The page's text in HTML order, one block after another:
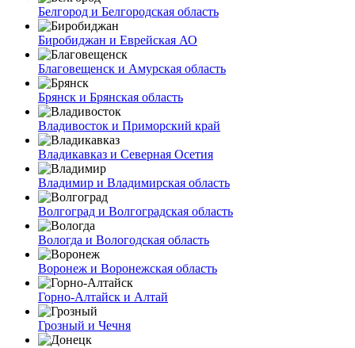
Белгород и Белгородская область
Биробиджан и Еврейская АО
Благовещенск и Амурская область
Брянск и Брянская область
Владивосток и Приморский край
Владикавказ и Северная Осетия
Владимир и Владимирская область
Волгоград и Волгоградская область
Вологда и Вологодская область
Воронеж и Воронежская область
Горно-Алтайск и Алтай
Грозный и Чечня